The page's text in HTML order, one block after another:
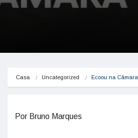
Casa Uncategorized Ecoou na Câmara
Por Bruno Marques